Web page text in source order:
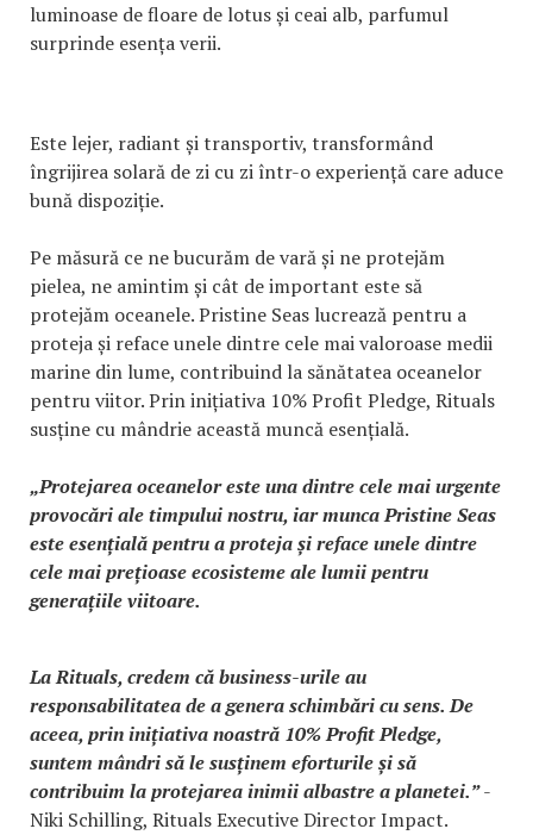
luminoase de floare de lotus și ceai alb, parfumul
surprinde esența verii.
Este lejer, radiant și transportiv, transformând
îngrijirea solară de zi cu zi într-o experiență care aduce
bună dispoziție.
Pe măsură ce ne bucurăm de vară și ne protejăm
pielea, ne amintim și cât de important este să
protejăm oceanele. Pristine Seas lucrează pentru a
proteja și reface unele dintre cele mai valoroase medii
marine din lume, contribuind la sănătatea oceanelor
pentru viitor. Prin inițiativa 10% Profit Pledge, Rituals
susține cu mândrie această muncă esențială.
„Protejarea oceanelor este una dintre cele mai urgente
provocări ale timpului nostru, iar munca Pristine Seas
este esențială pentru a proteja și reface unele dintre
cele mai prețioase ecosisteme ale lumii pentru
generațiile viitoare.
La Rituals, credem că business-urile au
responsabilitatea de a genera schimbări cu sens. De
aceea, prin inițiativa noastră 10% Profit Pledge,
suntem mândri să le susținem eforturile și să
contribuim la protejarea inimii albastre a planetei.”-
Niki Schilling, Rituals Executive Director Impact.